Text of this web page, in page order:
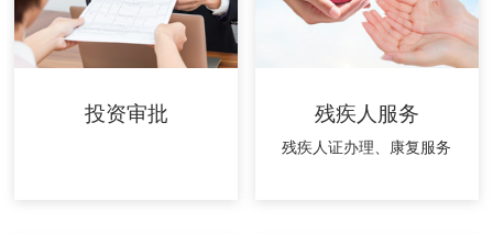
投资审批 残疾人服务
残疾人证办理、康复服务